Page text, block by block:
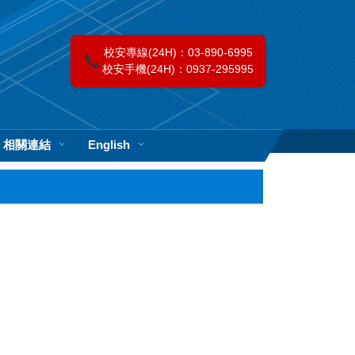
📞 校安專線(24H)：03-890-6995
校安手機(24H)：0937-295995
相關連結 English